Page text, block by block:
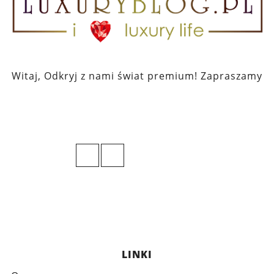
Witaj, Odkryj z nami świat premium! Zapraszamy
LINKI